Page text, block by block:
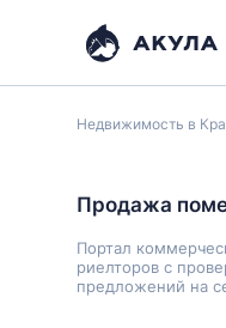
Недвижимость в
Продажа
Портал
риелторов с
предложений на